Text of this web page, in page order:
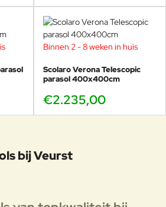
Binnen 2 - 8 weken in huis
Scolaro Verona Telescopic
parasol 400x400cm
€2.235,00
bij Veurst